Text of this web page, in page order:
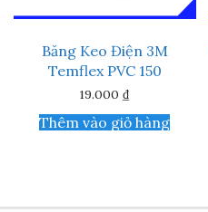
Băng Keo Điện 3M
Temflex PVC 150
19.000₫
Thêm vào giỏ hàng